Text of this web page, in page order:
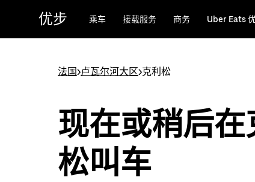
优步 乘车 接载服务 商务 Uber Eats
法国>卢瓦尔河大区>克利松
现在或稍后在
松叫车